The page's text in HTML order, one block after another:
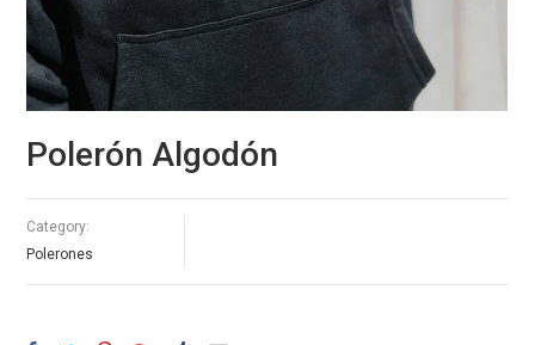
Polerón Algodón
Category:
Polerones